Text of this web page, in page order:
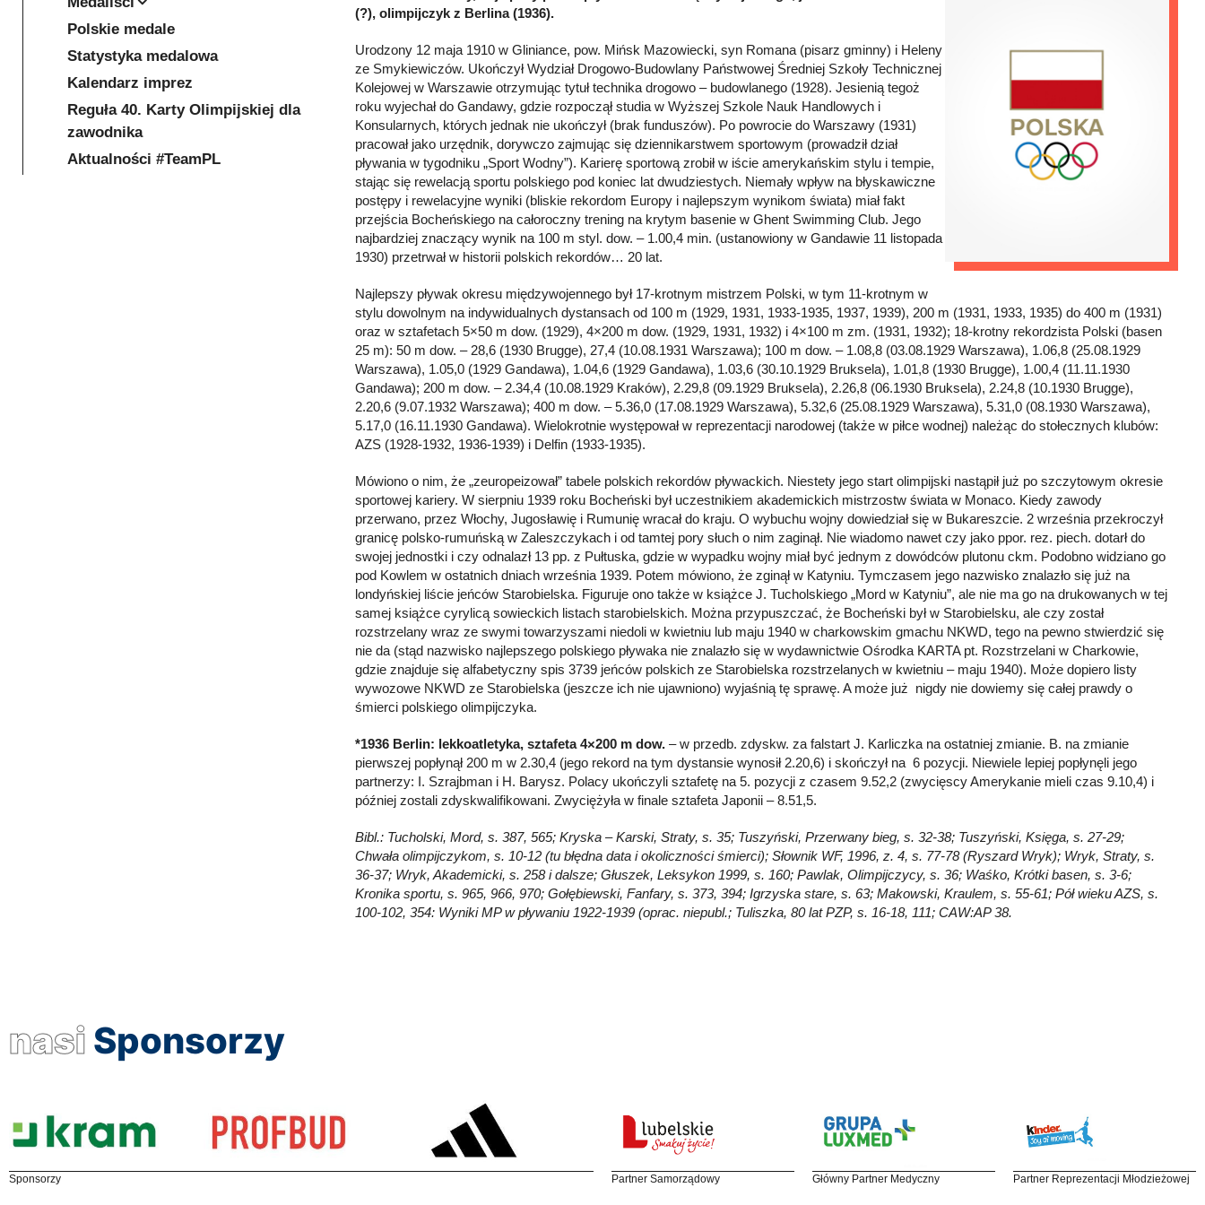
(?), olimpijczyk z Berlina (1936).
Urodzony 12 maja 1910 w Gliniance, pow. Mińsk Mazowiecki, syn Romana (pisarz gminny) i Heleny
ze Smykiewiczów. Ukończył Wydział Drogowo-Budowlany Państwowej Średniej Szkoły Technicznej
Kolejowej w Warszawie otrzymując tytuł technika drogowo – budowlanego (1928). Jesienią tegoż
roku wyjechał do Gandawy, gdzie rozpoczął studia w Wyższej Szkole Nauk Handlowych i
Konsularnych, których jednak nie ukończył (brak funduszów). Po powrocie do Warszawy (1931)
pracował jako urzędnik, dorywczo zajmując się dziennikarstwem sportowym (prowadził dział
pływania w tygodniku „Sport Wodny”). Karierę sportową zrobił w iście amerykańskim stylu i tempie,
stając się rewelacją sportu polskiego pod koniec lat dwudziestych. Niemały wpływ na błyskawiczne
postępy i rewelacyjne wyniki (bliskie rekordom Europy i najlepszym wynikom świata) miał fakt
przejścia Bocheńskiego na całoroczny trening na krytym basenie w Ghent Swimming Club. Jego
najbardziej znaczący wynik na 100 m styl. dow. – 1.00,4 min. (ustanowiony w Gandawie 11 listopada
1930) przetrwał w historii polskich rekordów… 20 lat.
Najlepszy pływak okresu międzywojennego był 17-krotnym mistrzem Polski, w tym 11-krotnym w
stylu dowolnym na indywidualnych dystansach od 100 m (1929, 1931, 1933-1935, 1937, 1939), 200 m (1931, 1933, 1935) do 400 m (1931)
oraz w sztafetach 5×50 m dow. (1929), 4×200 m dow. (1929, 1931, 1932) i 4×100 m zm. (1931, 1932); 18-krotny rekordzista Polski (basen
25 m): 50 m dow. – 28,6 (1930 Brugge), 27,4 (10.08.1931 Warszawa); 100 m dow. – 1.08,8 (03.08.1929 Warszawa), 1.06,8 (25.08.1929
Warszawa), 1.05,0 (1929 Gandawa), 1.04,6 (1929 Gandawa), 1.03,6 (30.10.1929 Bruksela), 1.01,8 (1930 Brugge), 1.00,4 (11.11.1930
Gandawa); 200 m dow. – 2.34,4 (10.08.1929 Kraków), 2.29,8 (09.1929 Bruksela), 2.26,8 (06.1930 Bruksela), 2.24,8 (10.1930 Brugge),
2.20,6 (9.07.1932 Warszawa); 400 m dow. – 5.36,0 (17.08.1929 Warszawa), 5.32,6 (25.08.1929 Warszawa), 5.31,0 (08.1930 Warszawa),
5.17,0 (16.11.1930 Gandawa). Wielokrotnie występował w reprezentacji narodowej (także w piłce wodnej) należąc do stołecznych klubów:
AZS (1928-1932, 1936-1939) i Delfin (1933-1935).
Mówiono o nim, że „zeuropeizował” tabele polskich rekordów pływackich. Niestety jego start olimpijski nastąpił już po szczytowym okresie
sportowej kariery. W sierpniu 1939 roku Bocheński był uczestnikiem akademickich mistrzostw świata w Monaco. Kiedy zawody
przerwano, przez Włochy, Jugosławię i Rumunię wracał do kraju. O wybuchu wojny dowiedział się w Bukareszcie. 2 września przekroczył
granicę polsko-rumuńską w Zaleszczykach i od tamtej pory słuch o nim zaginął. Nie wiadomo nawet czy jako ppor. rez. piech. dotarł do
swojej jednostki i czy odnalazł 13 pp. z Pułtuska, gdzie w wypadku wojny miał być jednym z dowódców plutonu ckm. Podobno widziano go
pod Kowlem w ostatnich dniach września 1939. Potem mówiono, że zginął w Katyniu. Tymczasem jego nazwisko znalazło się już na
londyńskiej liście jeńców Starobielska. Figuruje ono także w książce J. Tucholskiego „Mord w Katyniu”, ale nie ma go na drukowanych w tej
samej książce cyrylicą sowieckich listach starobielskich. Można przypuszczać, że Bocheński był w Starobielsku, ale czy został
rozstrzelany wraz ze swymi towarzyszami niedoli w kwietniu lub maju 1940 w charkowskim gmachu NKWD, tego na pewno stwierdzić się
nie da (stąd nazwisko najlepszego polskiego pływaka nie znalazło się w wydawnictwie Ośrodka KARTA pt. Rozstrzelani w Charkowie,
gdzie znajduje się alfabetyczny spis 3739 jeńców polskich ze Starobielska rozstrzelanych w kwietniu – maju 1940). Może dopiero listy
wywozowe NKWD ze Starobielska (jeszcze ich nie ujawniono) wyjaśnią tę sprawę. A może już nigdy nie dowiemy się całej prawdy o
śmierci polskiego olimpijczyka.
*1936 Berlin: lekkoatletyka, sztafeta 4×200 m dow. – w przedb. zdyskw. za falstart J. Karliczka na ostatniej zmianie. B. na zmianie
pierwszej popłynął 200 m w 2.30,4 (jego rekord na tym dystansie wynosił 2.20,6) i skończył na 6 pozycji. Niewiele lepiej popłynęli jego
partnerzy: I. Szrajbman i H. Barysz. Polacy ukończyli sztafetę na 5. pozycji z czasem 9.52,2 (zwycięscy Amerykanie mieli czas 9.10,4) i
później zostali zdyskwalifikowani. Zwyciężyła w finale sztafeta Japonii – 8.51,5.
Bibl.: Tucholski, Mord, s. 387, 565; Kryska – Karski, Straty, s. 35; Tuszyński, Przerwany bieg, s. 32-38; Tuszyński, Księga, s. 27-29;
Chwała olimpijczykom, s. 10-12 (tu błędna data i okoliczności śmierci); Słownik WF, 1996, z. 4, s. 77-78 (Ryszard Wryk); Wryk, Straty, s.
36-37; Wryk, Akademicki, s. 258 i dalsze; Głuszek, Leksykon 1999, s. 160; Pawlak, Olimpijczycy, s. 36; Waśko, Krótki basen, s. 3-6;
Kronika sportu, s. 965, 966, 970; Gołębiewski, Fanfary, s. 373, 394; Igrzyska stare, s. 63; Makowski, Kraulem, s. 55-61; Pół wieku AZS, s.
100-102, 354: Wyniki MP w pływaniu 1922-1939 (oprac. niepubl.; Tuliszka, 80 lat PZP, s. 16-18, 111; CAW:AP 38.
Polskie medale
Statystyka medalowa
Kalendarz imprez
Reguła 40. Karty Olimpijskiej dla
zawodnika
Aktualności #TeamPL
nasi Sponsorzy
Sponsorzy Partner Samorządowy Główny Partner Medyczny Partner Reprezentacji Młodzieżowej